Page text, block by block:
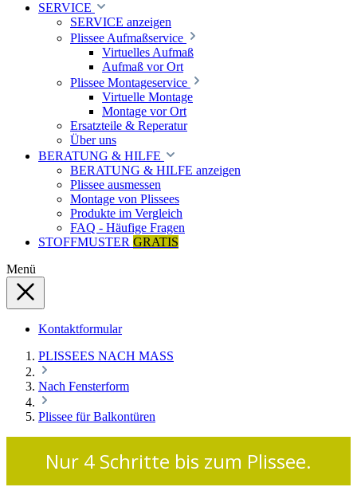
SERVICE
SERVICE anzeigen
Plissee Aufmaßservice
Virtuelles Aufmaß
Aufmaß vor Ort
Plissee Montageservice
Virtuelle Montage
Montage vor Ort
Ersatzteile & Reperatur
Über uns
BERATUNG & HILFE
BERATUNG & HILFE anzeigen
Plissee ausmessen
Montage von Plissees
Produkte im Vergleich
FAQ - Häufige Fragen
STOFFMUSTER GRATIS
Menü
Kontaktformular
PLISSEES NACH MASS
Nach Fensterform
Plissee für Balkontüren
Nur 4 Schritte bis zum Plissee.